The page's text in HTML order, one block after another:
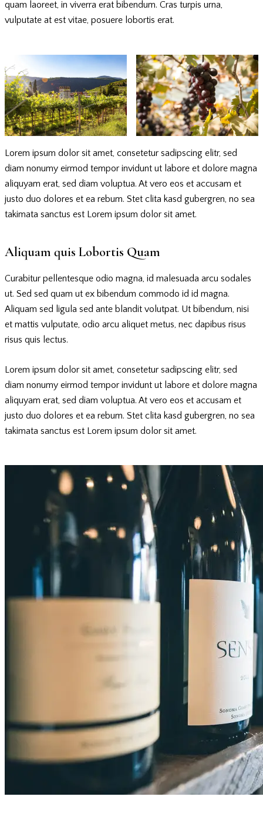
quam laoreet, in viverra erat bibendum. Cras turpis urna,
vulputate at est vitae, posuere lobortis erat.
Lorem ipsum dolor sit amet, consetetur sadipscing elitr, sed
diam nonumy eirmod tempor invidunt ut labore et dolore magna
aliquyam erat, sed diam voluptua. At vero eos et accusam et
justo duo dolores et ea rebum. Stet clita kasd gubergren, no sea
takimata sanctus est Lorem ipsum dolor sit amet.
Aliquam quis Lobortis Quam
Curabitur pellentesque odio magna, id malesuada arcu sodales
ut. Sed sed quam ut ex bibendum commodo id id magna.
Aliquam sed ligula sed ante blandit volutpat. Ut bibendum, nisi
et mattis vulputate, odio arcu aliquet metus, nec dapibus risus
risus quis lectus.
Lorem ipsum dolor sit amet, consetetur sadipscing elitr, sed
diam nonumy eirmod tempor invidunt ut labore et dolore magna
aliquyam erat, sed diam voluptua. At vero eos et accusam et
justo duo dolores et ea rebum. Stet clita kasd gubergren, no sea
takimata sanctus est Lorem ipsum dolor sit amet.